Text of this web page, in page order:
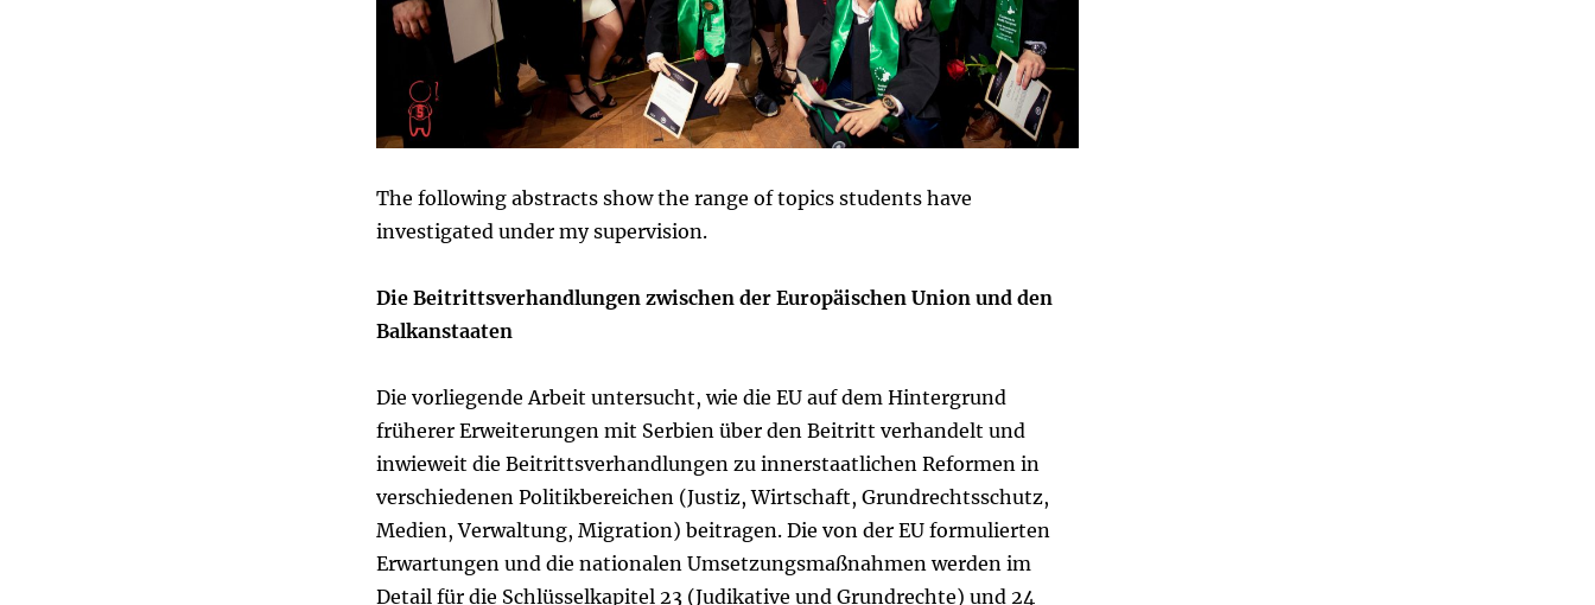
The following abstracts show the range of topics students have
investigated under my supervision.
Die Beitrittsverhandlungen zwischen der Europäischen Union und den
Balkanstaaten
Die vorliegende Arbeit untersucht, wie die EU auf dem Hintergrund
früherer Erweiterungen mit Serbien über den Beitritt verhandelt und
inwieweit die Beitrittsverhandlungen zu innerstaatlichen Reformen in
verschiedenen Politikbereichen (Justiz, Wirtschaft, Grundrechtsschutz,
Medien, Verwaltung, Migration) beitragen. Die von der EU formulierten
Erwartungen und die nationalen Umsetzungsmaßnahmen werden im
Detail für die Schlüsselkapitel 23 (Judikative und Grundrechte) und 24